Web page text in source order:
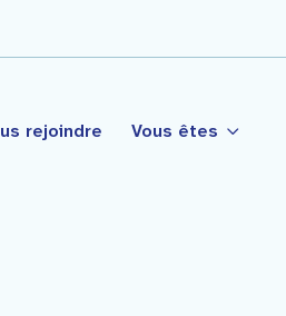
rejoindre Vous êtes